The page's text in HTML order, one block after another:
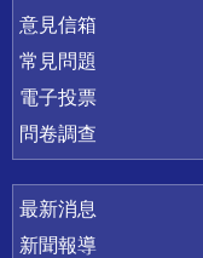
意見信箱
常見問題
電子投票
問卷調查
最新消息
新聞報導